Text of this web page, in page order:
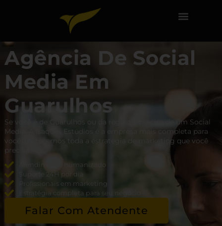
Agência De Social
Media Em
Guarulhos
Se você é de Guarulhos ou da região e precisa de um Social
Media. A Isaques Estúdios é a empresa mais completa para
você, oferecemos toda a estratégia de marketing que você
precisa.
Atendimento humanizado
Suporte 24H por dia
Profissionais em marketing
Estratégia completa para seu negócio
Falar Com Atendente